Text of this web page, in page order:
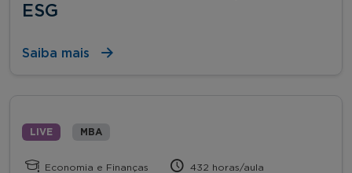
ESG
Saiba mais
LIVE MBA
Economia e Finanças 432 horas/aula